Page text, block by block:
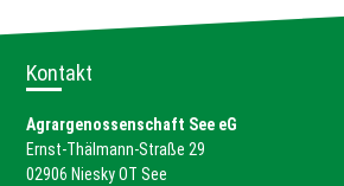
Kontakt
Agrargenossenschaft See eG
Ernst-Thälmann-Straße 29
02906 Niesky OT See